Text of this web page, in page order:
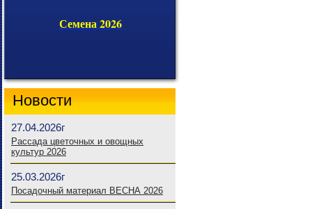
Семена 2026
Новости
27.04.2026г
Рассада цветочных и овощных
культур 2026
25.03.2026г
Посадочный материал ВЕСНА 2026